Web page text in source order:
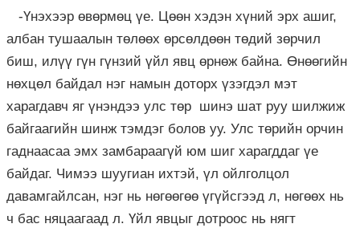
-Үнэхээр өвөрмөц үе. Цөөн хэдэн хүний эрх ашиг,
албан тушаалын төлөөх өрсөлдөөн төдий зөрчил
биш, илүү гүн гүнзий үйл явц өрнөж байна. Өнөөгийн
нөхцөл байдал нэг намын доторх үзэгдэл мэт
харагдавч яг үнэндээ улс төр шинэ шат руу шилжиж
байгаагийн шинж тэмдэг болов уу. Улс төрийн орчин
гаднаасаа эмх замбараагүй юм шиг харагддаг үе
байдаг. Чимээ шуугиан ихтэй, үл ойлголцол
давамгайлсан, нэг нь нөгөөгөө үгүйсгээд л, нөгөөх нь
ч бас няцаагаад л. Үйл явцыг дотроос нь нягт